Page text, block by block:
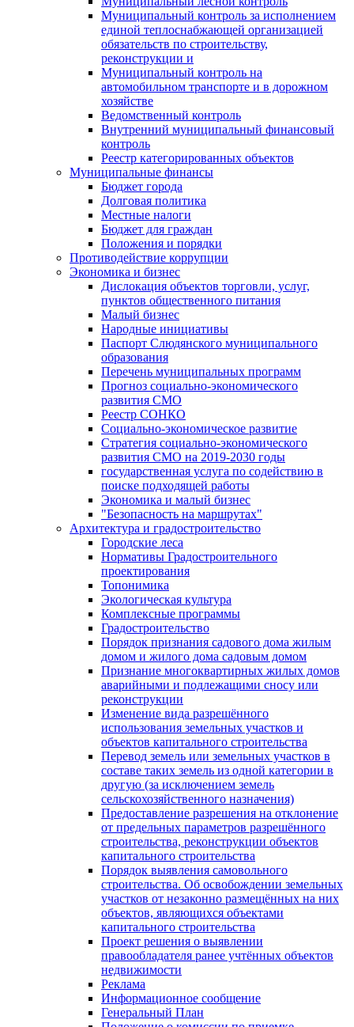
Муниципальный контроль за исполнением
единой теплоснабжающей организацией
обязательств по строительству,
реконструкции и
Муниципальный контроль на
автомобильном транспорте и в дорожном
хозяйстве
Ведомственный контроль
Внутренний муниципальный финансовый
контроль
Реестр категорированных объектов
Муниципальные финансы
Бюджет города
Долговая политика
Местные налоги
Бюджет для граждан
Положения и порядки
Противодействие коррупции
Экономика и бизнес
Дислокация объектов торговли, услуг,
пунктов общественного питания
Малый бизнес
Народные инициативы
Паспорт Слюдянского муниципального
образования
Перечень муниципальных программ
Прогноз социально-экономического
развития СМО
Реестр СОНКО
Социально-экономическое развитие
Стратегия социально-экономического
развития СМО на 2019-2030 годы
государственная услуга по содействию в
поиске подходящей работы
Экономика и малый бизнес
"Безопасность на маршрутах"
Архитектура и градостроительство
Городские леса
Нормативы Градостроительного
проектирования
Топонимика
Экологическая культура
Комплексные программы
Градостроительство
Порядок признания садового дома жилым
домом и жилого дома садовым домом
Признание многоквартирных жилых домов
аварийными и подлежащими сносу или
реконструкции
Изменение вида разрешённого
использования земельных участков и
объектов капитального строительства
Перевод земель или земельных участков в
составе таких земель из одной категории в
другую (за исключением земель
сельскохозяйственного назначения)
Предоставление разрешения на отклонение
от предельных параметров разрешённого
строительства, реконструкции объектов
капитального строительства
Порядок выявления самовольного
строительства. Об освобождении земельных
участков от незаконно размещённых на них
объектов, являющихся объектами
капитального строительства
Проект решения о выявлении
правообладателя ранее учтённых объектов
недвижимости
Реклама
Информационное сообщение
Генеральный План